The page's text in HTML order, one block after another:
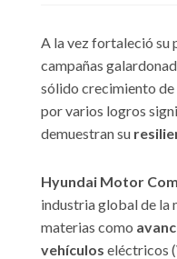
A la vez fortaleció su
campañas
sólido crecimiento
por varios logros
demuestran su
Hyundai Motor
industria global de la
materias como
vehículos eléctricos